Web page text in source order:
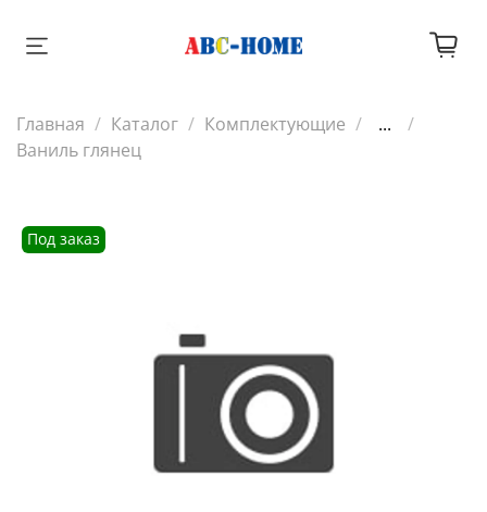
Главная Каталог Комплектующие
...
Ваниль глянец
Под заказ